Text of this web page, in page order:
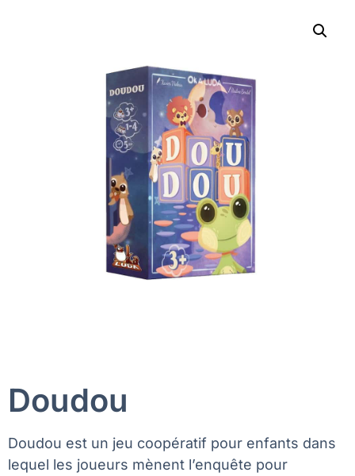
Doudou
Doudou est un jeu coopératif pour enfants dans
lequel les joueurs mènent l’enquête pour